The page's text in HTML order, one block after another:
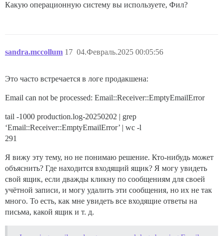
Какую операционную систему вы используете, Фил?
sandra.mccollum 04.Февраль.2025 00:05:56
17
Это часто встречается в логе продакшена:
Email can not be processed: Email::Receiver::EmptyEmailError
tail -1000 production.log-20250202 | grep
‘Email::Receiver::EmptyEmailError’ | wc -l
291
Я вижу эту тему, но не понимаю решение. Кто-нибудь может
объяснить? Где находится входящий ящик? Я могу увидеть
свой ящик, если дважды кликну по сообщениям для своей
учётной записи, и могу удалить эти сообщения, но их не так
много. То есть, как мне увидеть все входящие ответы на
письма, какой ящик и т. д.